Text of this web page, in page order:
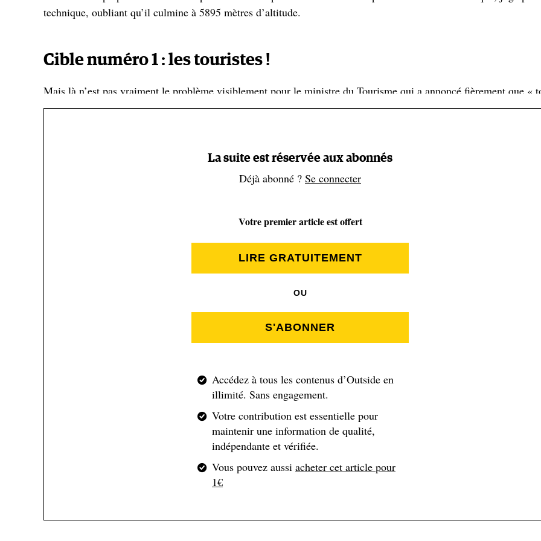
technique, oubliant qu’il culmine à 5895 mètres d’altitude.
Cible numéro 1 : les touristes !
Mais là n’est pas vraiment le problème visiblement pour le ministre du Tourisme qui a annoncé fièrement que «
les touristes vont être connectés depuis le kilimandjaro ». Ils parle bien de « touristes » et non pas d’alpinistes,
validée en décembre 2021, malgré le tollé qu’une telle initiative avait soulevé auprès d’organismes de protection de
zone qui l’entoure classée comme Parc national. Le gouvernement tanzanien avait en effet mis en avant que que ce
A 1000 dollars le droit d’accès au Kilimandjaro, on comprend que le projet de connexion haut débit en ait
plus d’un. A commencer par les Chinois, actionnaire dans l'affaire. Car si le chantier, qui a coûté la bagatelle de
s’inscrit dans un plan plus vaste encore, le National ICT Broadband Backbone, dans lequel les Chinois (également
propriétaires de Tik Tok via l'entreprise ByteDance ! ), sont très présents. Sans surprise l’ambassadeur de la Chine
mardi son soutien au projet tanzanien
validant leur « exploit » et on obtient un excellent plan marketing sur fond de naufrage environnemental. Désolant
l’heure où partout sur la planète la surfréquentation menace !
La suite est réservée aux abonnés
Déjà abonné ? Se connecter
Votre premier article est offert
LIRE GRATUITEMENT
OU
S'ABONNER
Accédez à tous les contenus d’Outside en
illimité. Sans engagement.
Votre contribution est essentielle pour
maintenir une information de qualité,
indépendante et vérifiée.
Vous pouvez aussi acheter cet article pour
1€